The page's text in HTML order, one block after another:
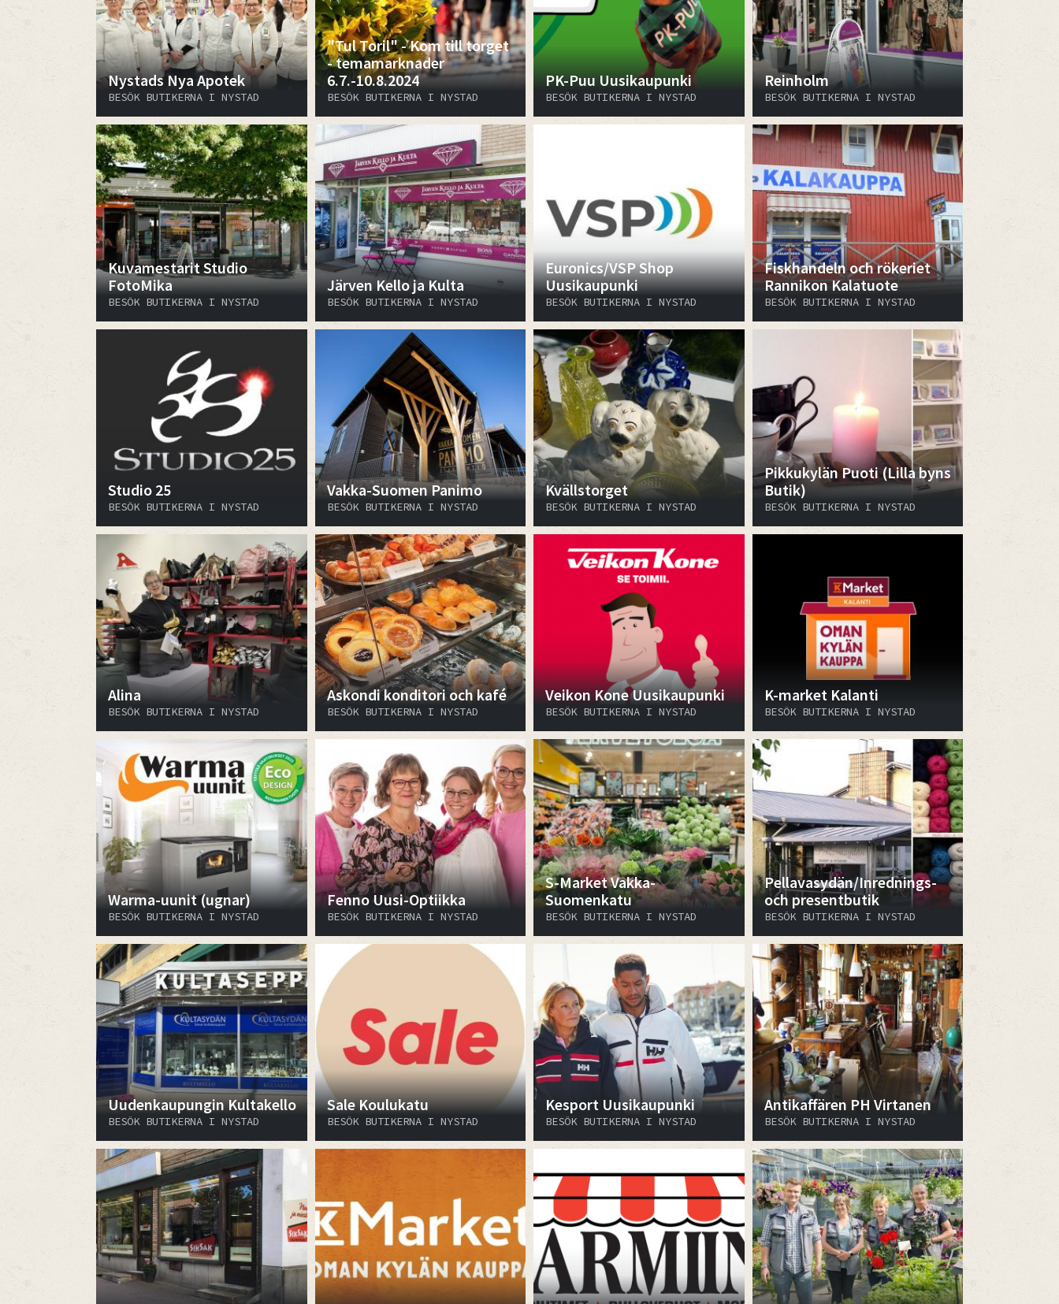
Nystads Nya Apotek
BESÖK BUTIKERNA I NYSTAD
"Tul Toril" - Kom till torget
- temamarknader
6.7.-10.8.2024
BESÖK BUTIKERNA I NYSTAD
PK-Puu Uusikaupunki
BESÖK BUTIKERNA I NYSTAD
Reinholm
BESÖK BUTIKERNA I NYSTAD
Kuvamestarit Studio
FotoMika
BESÖK BUTIKERNA I NYSTAD
Järven Kello ja Kulta
BESÖK BUTIKERNA I NYSTAD
Euronics/VSP Shop
Uusikaupunki
BESÖK BUTIKERNA I NYSTAD
Fiskhandeln och rökeriet
Rannikon Kalatuote
BESÖK BUTIKERNA I NYSTAD
Studio 25
BESÖK BUTIKERNA I NYSTAD
Vakka-Suomen Panimo
BESÖK BUTIKERNA I NYSTAD
Kvällstorget
BESÖK BUTIKERNA I NYSTAD
Pikkukylän Puoti (Lilla byns
Butik)
BESÖK BUTIKERNA I NYSTAD
Alina
BESÖK BUTIKERNA I NYSTAD
Askondi konditori och kafé
BESÖK BUTIKERNA I NYSTAD
Veikon Kone Uusikaupunki
BESÖK BUTIKERNA I NYSTAD
K-market Kalanti
BESÖK BUTIKERNA I NYSTAD
Warma-uunit (ugnar)
BESÖK BUTIKERNA I NYSTAD
Fenno Uusi-Optiikka
BESÖK BUTIKERNA I NYSTAD
S-Market Vakka-
Suomenkatu
BESÖK BUTIKERNA I NYSTAD
Pellavasydän/Inrednings-
och presentbutik
BESÖK BUTIKERNA I NYSTAD
Uudenkaupungin Kultakello
BESÖK BUTIKERNA I NYSTAD
Sale Koulukatu
BESÖK BUTIKERNA I NYSTAD
Kesport Uusikaupunki
BESÖK BUTIKERNA I NYSTAD
Antikaffären PH Virtanen
BESÖK BUTIKERNA I NYSTAD